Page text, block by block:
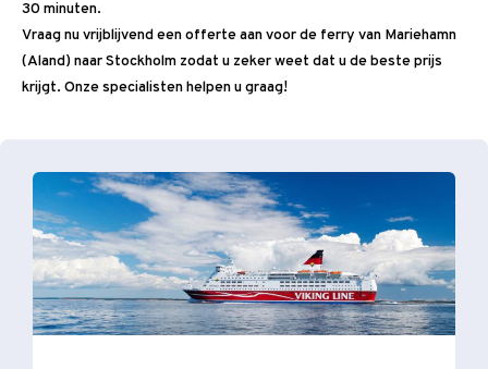
30 minuten.
Vraag nu vrijblijvend een offerte aan voor de ferry van Mariehamn
(Aland) naar Stockholm zodat u zeker weet dat u de beste prijs
krijgt. Onze specialisten helpen u graag!